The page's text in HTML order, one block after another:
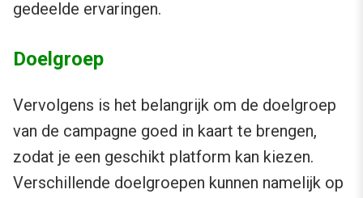
gedeelde ervaringen.
Doelgroep
Vervolgens is het belangrijk om de doelgroep
van de campagne goed in kaart te brengen,
zodat je een geschikt platform kan kiezen.
Verschillende doelgroepen kunnen namelijk op